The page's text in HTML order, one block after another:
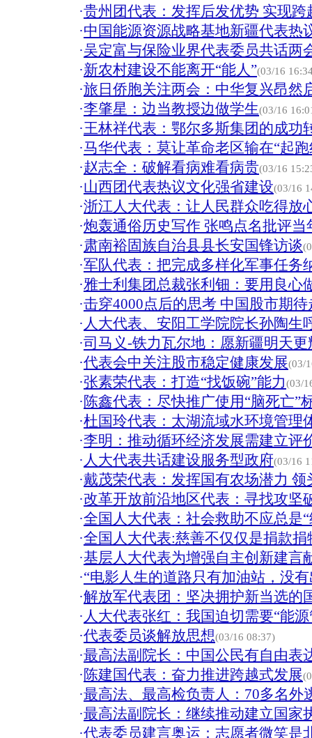
·贵州团代表：发挥后发优势 实现跨
·中国能源资源战略基地新疆代表热
·吴定富与保险业界代表委员共话两
·新农村建设不能离开“能人”(03/16
·旅日侨胞关注两会：中华复兴昂然
·李肇星：边当教授边做学生(03/16
·王林祥代表：鄂尔多斯集团的成功
·马华代表：莫让革命老区输在“起跑
·赵志全：破解看病难看病贵(03/16
·山西团代表热议文化强省建设(03/16
·浙江人大代表：让人民群众吃得放
·炮轰通俗历史写作 张鸣点名批评当
·肃南裕固族自治县县长安国锋访谈
·军队代表：把完成多样化军事任务
·雅士利集团总裁张利钿：要用良心
·击穿4000点后的思考 中国股市期
· 人大代表、安阳工学院院长孙陶生
·司马义-铁力瓦尔地：愿新疆明天更
·代表会中关注股市稳定健康发展(03/
·张素荣代表：打造“找饭碗”能力(03/
· 陈鑫代表：尽快推广使用“脑死亡”
·杜国玲代表：太湖流域水环境管理
·李明：推动循环经济发展需建立评
· 人大代表共话建设服务型政府(03/16
·戴茂荣代表：发挥国有农场潜力 领
·改革开放前沿地区代表：寻找攻坚
·全国人大代表：社会救助不应总是
·全国人大代表:慈善不仅仅是捐款捐
·基层人大代表为增强自主创新建言
·“电影人生的道路只有加油站，没有
·解放军代表团：坚决拥护新当选的
· 人大代表张红：我国迫切需要“能
·代表委员谈解放思想(03/16 08:37)
·最高法副院长：中国公民有自由表
· 陈建国代表：奋力推进跨越式发展
·最高法、最高检负责人：70多名外
·最高法副院长：继续推动建立国家
·代表委员建言奥运：志愿者微笑是